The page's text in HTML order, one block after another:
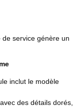
service génère un
inclut le modèle
des détails dorés,